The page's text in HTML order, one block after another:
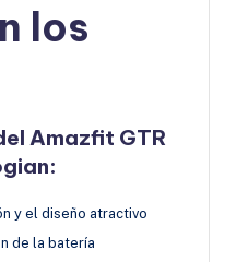
los
Amazfit GTR
y el diseño atractivo
de la batería